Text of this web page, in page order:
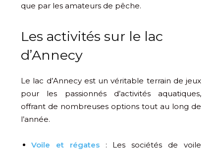
que par les amateurs de pêche.
Les activités sur le lac
d’Annecy
Le lac d’Annecy est un véritable terrain de jeux
pour les passionnés d’activités aquatiques,
offrant de nombreuses options tout au long de
l’année.
Voile et régates: Les sociétés de voile